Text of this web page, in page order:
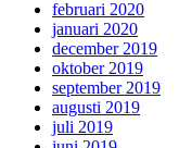
februari 2020
januari 2020
december 2019
oktober 2019
september 2019
augusti 2019
juli 2019